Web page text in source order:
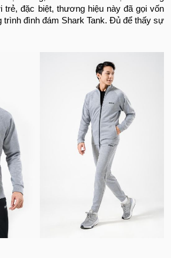
trẻ, đặc biệt, thương hiệu này đã gọi vốn
trình đình đám Shark Tank. Đủ để thấy sự